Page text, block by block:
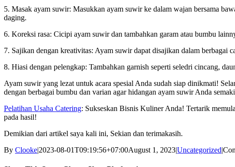
5. Masak ayam suwir: Masukkan ayam suwir ke dalam wajan bersama
daging.
6. Koreksi rasa: Cicipi ayam suwir dan tambahkan garam atau bumbu
7. Sajikan dengan kreativitas: Ayam suwir dapat disajikan dalam berbagai
8. Hiasi dengan pelengkap: Tambahkan garnish seperti seledri cincang,
Ayam suwir yang lezat untuk acara spesial Anda sudah siap dinikmati!
dengan berbagai bumbu dan varian agar hidangan ayam suwir Anda
Pelatihan Usaha Catering: Sukseskan Bisnis Kuliner Anda! Tertarik
pada hasil!
Demikian dari artikel saya kali ini, Sekian dan terimakasih.
By Clooke|2023-08-01T09:19:56+07:00August 1, 2023|Uncategorized|